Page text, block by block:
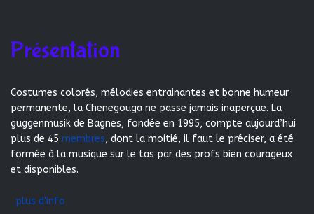
Présentation
Costumes colorés, mélodies entrainantes et bonne humeur
permanente, la Chenegouga ne passe jamais inaperçue. La
guggenmusik de Bagnes, fondée en 1995, compte aujourd’hui
plus de 45 membres, dont la moitié, il faut le préciser, a été
formée à la musique sur le tas par des profs bien courageux
et disponibles.
plus d'info